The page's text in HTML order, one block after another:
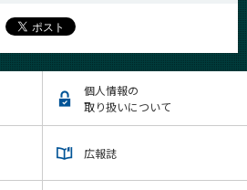
個人情報の
取り扱いについて
広報誌